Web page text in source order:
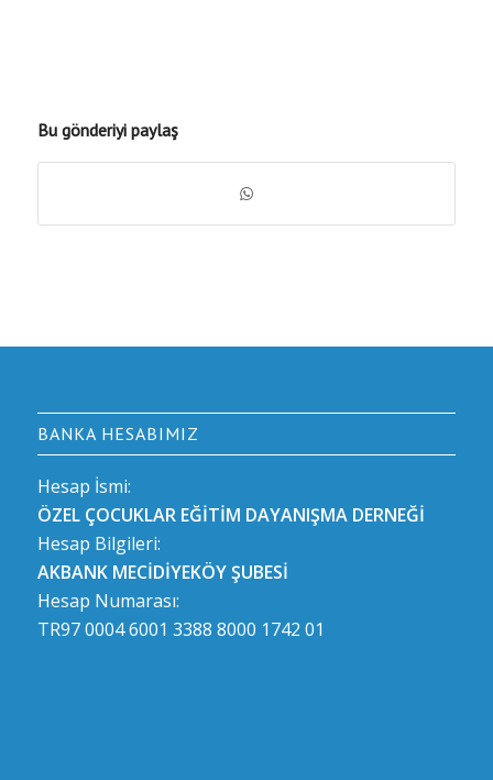
Bu gönderiyi paylaş
BANKA HESABIMIZ
Hesap İsmi:
ÖZEL ÇOCUKLAR EĞİTİM DAYANIŞMA DERNEĞİ
Hesap Bilgileri:
AKBANK MECİDİYEKÖY ŞUBESİ
Hesap Numarası:
TR97 0004 6001 3388 8000 1742 01